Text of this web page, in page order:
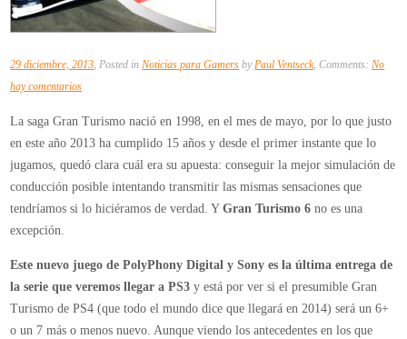
29 diciembre, 2013 , Posted in Noticias para Gamers by Paul Ventseck, Comments: No
hay comentariosen
e
impresiones
finales
de
Gran
PS3
La saga Gran Turismo nació en 1998, en el mes de mayo, por lo que justo
en este año 2013 ha cumplido 15 años y desde el primer instante que lo
jugamos, quedó clara cuál era su apuesta: conseguir la mejor simulación de
conducción posible intentando transmitir las mismas sensaciones que
tendríamos si lo hiciéramos de verdad. YGran Turismo 6 no es una
excepción.
Este nuevo juego de PolyPhony Digital y Sony es la última entrega de
la serie que veremos llegar a PS3 y está por ver si el presumible Gran
Turismo de PS4 (que todo el mundo dice que llegará en 2014) será un 6+
o un 7 más o menos nuevo. Aunque viendo los antecedentes en los que